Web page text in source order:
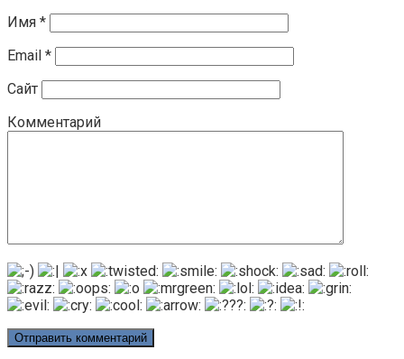
Имя *
Email *
Сайт
Комментарий